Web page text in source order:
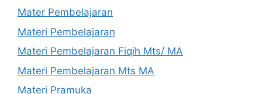
Mater Pembelajaran
Materi Pembelajaran
Materi Pembelajaran Fiqih Mts/ MA
Materi Pembelajaran Mts MA
Materi Pramuka